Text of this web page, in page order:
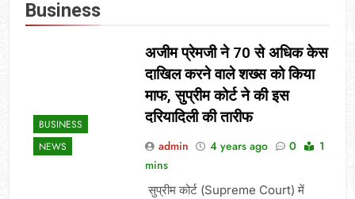
Business
BUSINESS
NEWS
अजीम प्रेमजी ने 70 से अधिक केस
दाखिल करने वाले शख्‍स को किया
माफ, सुप्रीम कोर्ट ने की इस
दरियादिली की तारीफ
admin 4 years ago 0
1
mins
सुप्रीम कोर्ट (Supreme Court) में